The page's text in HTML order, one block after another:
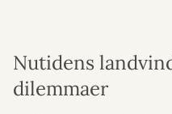
Nutidens
dilemmaer